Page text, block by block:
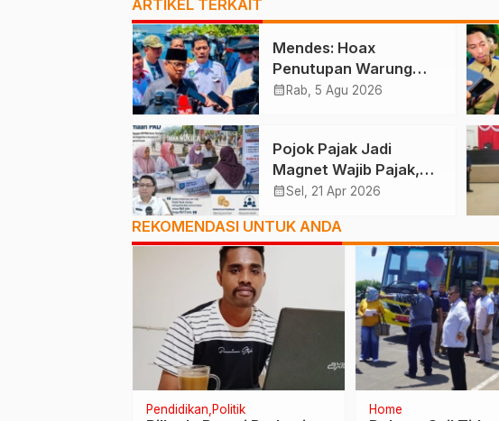
ARTIKEL TERKAIT
Mendes: Hoax
Penutupan Warung
Desa Dibuat AI
calendar_month Rab, 5 Agu 2026
Pojok Pajak Jadi
Magnet Wajib Pajak,
PAD Terdongkrak
calendar_monthSel, 21 Apr 2026
REKOMENDASI UNTUK ANDA
Pendidikan Politik Home